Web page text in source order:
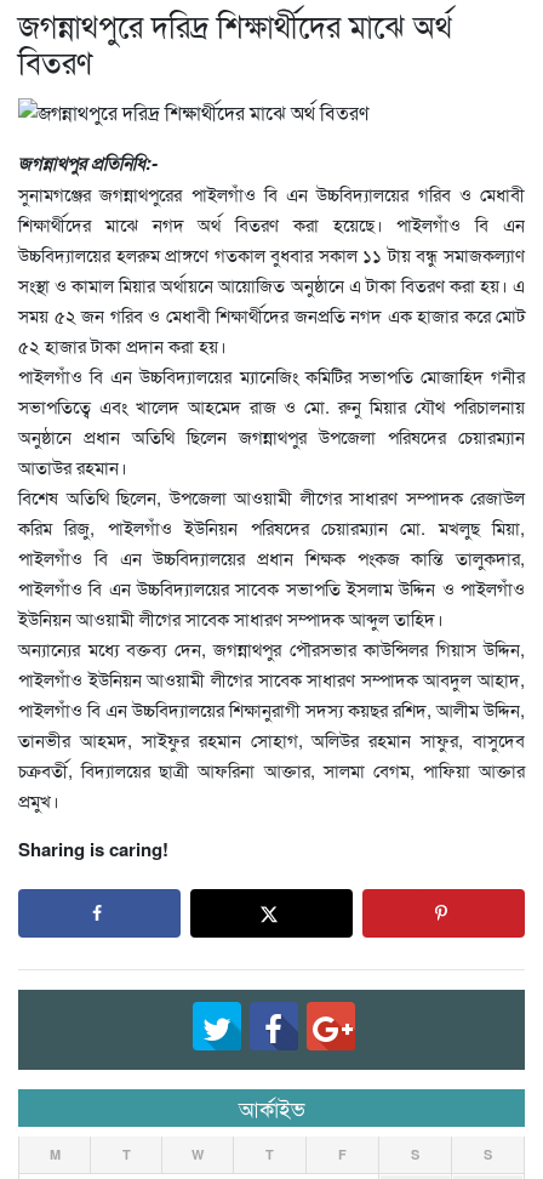
জগন্নাথপুরে দরিদ্র শিক্ষার্থীদের মাঝে অর্থ
বিতরণ
জগন্নাথপুর প্রতিনিধি:-
সুনামগঞ্জের জগন্নাথপুরের পাইলগাঁও বি এন উচ্চবিদ্যালয়ের গরিব ও মেধাবী
শিক্ষার্থীদের মাঝে নগদ অর্থ বিতরণ করা হয়েছে। পাইলগাঁও বি এন
উচ্চবিদ্যালয়ের হলরুম প্রাঙ্গণে গতকাল বুধবার সকাল ১১ টায় বন্ধু সমাজকল্যাণ
সংস্থা ও কামাল মিয়ার অর্থায়নে আয়োজিত অনুষ্ঠানে এ টাকা বিতরণ করা হয়। এ
সময় ৫২ জন গরিব ও মেধাবী শিক্ষার্থীদের জনপ্রতি নগদ এক হাজার করে মোট
৫২ হাজার টাকা প্রদান করা হয়।
পাইলগাঁও বি এন উচ্চবিদ্যালয়ের ম্যানেজিং কমিটির সভাপতি মোজাহিদ গনীর
সভাপতিত্বে এবং খালেদ আহমেদ রাজ ও মো. রুনু মিয়ার যৌথ পরিচালনায়
অনুষ্ঠানে প্রধান অতিথি ছিলেন জগন্নাথপুর উপজেলা পরিষদের চেয়ারম্যান
আতাউর রহমান।
বিশেষ অতিথি ছিলেন, উপজেলা আওয়ামী লীগের সাধারণ সম্পাদক রেজাউল
করিম রিজু, পাইলগাঁও ইউনিয়ন পরিষদের চেয়ারম্যান মো. মখলুছ মিয়া,
পাইলগাঁও বি এন উচ্চবিদ্যালয়ের প্রধান শিক্ষক পংকজ কান্তি তালুকদার,
পাইলগাঁও বি এন উচ্চবিদ্যালয়ের সাবেক সভাপতি ইসলাম উদ্দিন ও পাইলগাঁও
ইউনিয়ন আওয়ামী লীগের সাবেক সাধারণ সম্পাদক আব্দুল তাহিদ।
অন্যান্যের মধ্যে বক্তব্য দেন, জগন্নাথপুর পৌরসভার কাউন্সিলর গিয়াস উদ্দিন,
পাইলগাঁও ইউনিয়ন আওয়ামী লীগের সাবেক সাধারণ সম্পাদক আবদুল আহাদ,
পাইলগাঁও বি এন উচ্চবিদ্যালয়ের শিক্ষানুরাগী সদস্য কয়ছর রশিদ, আলীম উদ্দিন,
তানভীর আহমদ, সাইফুর রহমান সোহাগ, অলিউর রহমান সাফুর, বাসুদেব
চক্রবর্তী, বিদ্যালয়ের ছাত্রী আফরিনা আক্তার, সালমা বেগম, পাফিয়া আক্তার
প্রমুখ।
Sharing is caring!
আর্কাইভ
M T W T F S S